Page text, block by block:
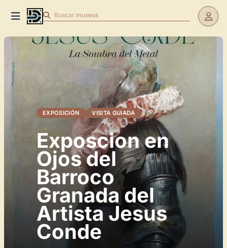
Buscar museos
EXPOSICIÓN VISITA GUIADA
Exposcion en
Ojos del
Barroco
Granada del
Artista Jesus
Conde